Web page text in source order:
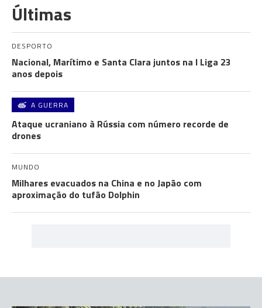
Últimas
DESPORTO
Nacional, Marítimo e Santa Clara juntos na I Liga 23
anos depois
A GUERRA
Ataque ucraniano à Rússia com número recorde de
drones
MUNDO
Milhares evacuados na China e no Japão com
aproximação do tufão Dolphin